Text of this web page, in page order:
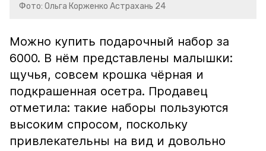
Фото: Ольга Корженко Астрахань 24
Можно купить подарочный набор за
6000. В нём представлены малышки:
щучья, совсем крошка чёрная и
подкрашенная осетра. Продавец
отметила: такие наборы пользуются
высоким спросом, поскольку
привлекательны на вид и довольно